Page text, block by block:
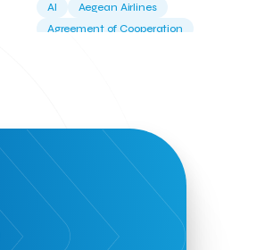
AI
Aegean Airlines
Agreement of Cooperation
Amirandes Grecotel Boutique Resort
Angela Gerekou
Applications
Archimedes Center
Artificial Intelligence
Athens News Agency
Athens University of Economics &